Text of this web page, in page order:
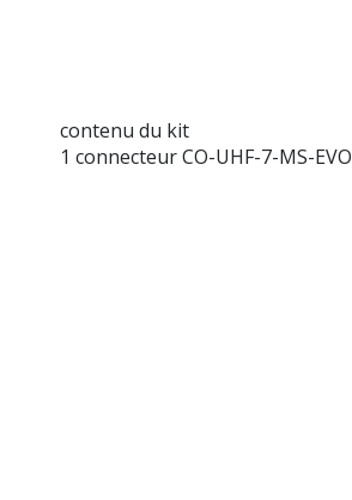
contenu du kit
1 connecteur CO-UHF-7-MS-EVO